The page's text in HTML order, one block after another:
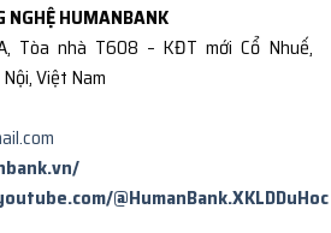
NGHỆ HUMANBANK
Tòa nhà T608 – KĐT mới Cổ Nhuế,
Việt Nam
@HumanBank.XKLDDuHoc